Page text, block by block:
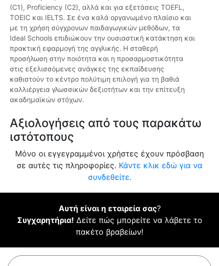
(C1), Proficiency (C2), αλλά και για εξετάσεις TOEFL,
TOEIC και IELTS. Σε ένα καλά οργανωμένο πλαίσιο και
με τη χρήση σύγχρονων παιδαγωγικών μεθόδων, τα
Ideal Schools επιδιώκουν την ουσιαστική κατάκτηση και
πρακτική εφαρμογή της αγγλικής. Η σταθερή
προσήλωση στην ποιότητα και η προσαρμοστικότητα
στις εξελισσόμενες ανάγκες της εκπαίδευσης
καθιστούν το κέντρο πολύτιμη επιλογή για τη βαθιά
καλλιέργεια γλωσσικών δεξιοτήτων και την επίτευξη
ακαδημαϊκών στόχων.
Αξιολογήσεις από τους παρακάτω
ιστότοπους
Μόνο οι εγγεγραμμένοι χρήστες έχουν πρόσβαση
σε αυτές τις πληροφορίες. Κάντε κλικ εδώ για να
συνδεθείτε.
Αυτή είναι η εταιρεία σας?
Συγχαρητήρια! Δείτε πώς μπορείτε να λάβετε το
πακέτο βραβείων!